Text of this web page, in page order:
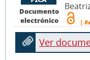
Documento
electrónico
|
Ver